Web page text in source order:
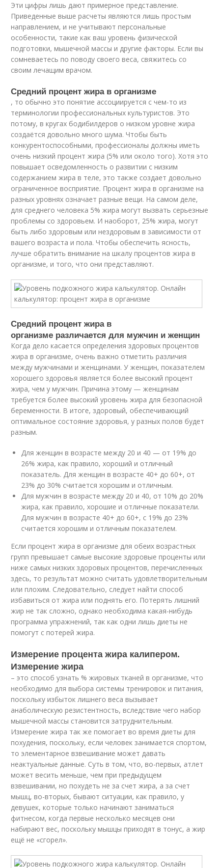
Эти цифры лишь дают примерное представление.
Приведенные выше расчеты являются лишь простым
направлением, и не учитывают персональные
особенности, такие как ваш уровень физической
подготовки, мышечной массы и другие факторы. Если вы
сомневаетесь по поводу своего веса, свяжитесь со
своим лечащим врачом.
Средний процент жира в организме
, то обычно это понятие ассоциируется с чем-то из
терминологии профессиональных культуристов. Это
потому, в кругах бодибилдеров о низком уровне жира
создаётся довольно много шума. Чтобы быть
конкурентоспособными, профессионалы должны иметь
очень низкий процент жира (5% или около того). Хотя это
повышает осведомленность о развитии с низким
содержанием жира в теле, это также создает довольно
ограниченное восприятие. Процент жира в организме на
разных уровнях означает разные вещи. На самом деле,
для среднего человека 5% жира могут вызвать серьезные
проблемы со здоровьем. И наоборот, 25% жира, могут
быть либо здоровым или нездоровым в зависимости от
вашего возраста и пола. Чтобы обеспечить ясность,
лучше обратить внимание на шкалу процентов жира в
организме, и того, что они представляют.
Средний процент жира в
организме различается для мужчин и женщин
Когда дело касается определения здоровых процентов
жира в организме, очень важно отметить различия
между мужчинами и женщинами. У женщин, показателем
хорошего здоровья является более высокий процент
жира, чем у мужчин. Причина этому — женщинам
требуется более высокий уровень жира для безопасной
беременности. В итоге, здоровый, обеспечивающий
оптимальное состояние здоровья, у разных полов будет
разным.
Для женщин в возрасте между 20 и 40 — от 19% до
26% жира, как правило, хороший и отличный
показатель. Для женщин в возрасте 40+ до 60+, от
23% до 30% считается хорошим и отличным.
Для мужчин в возрасте между 20 и 40, от 10% до 20%
жира, как правило, хорошие и отличные показатели.
Для мужчин в возрасте 40+ до 60+, с 19% до 23%
считается хорошим и отличным показателем.
Если процент жира в организме для обеих возрастных
групп превышает самые высокие здоровые проценты или
ниже самых низких здоровых процентов, перечисленных
здесь, то результат можно считать удовлетворительным
или плохим. Следовательно, следует найти способ
избавиться от жира или поднять его. Потерять лишний
жир не так сложно, однако необходима какая-нибудь
программа упражнений, так как одни лишь диеты не
помогут с потерей жира.
Измерение процента жира калипером.
Измерение жира
– это способ узнать % жировых тканей в организме, что
необходимо для выбора системы тренировок и питания,
поскольку избыток лишнего веса вызывает
анаболическую резистентность, вследствие чего набор
мышечной массы становится затруднительным.
Измерение жира так же помогает во время диеты для
похудения, поскольку, если человек занимается спортом,
то элементарное взвешивание может давать
неактуальные данные. Суть в том, что, во-первых, атлет
может весить меньше, чем при предыдущем
взвешивании, но похудеть не за счет жира, а за счет
мышц, во-вторых, бывают ситуации, как правило, у
девушек, которые только начинают заниматься
фитнесом, когда первые несколько месяцев они
набирают вес, поскольку мышцы приходят в тонус, а жир
ещё не «сгорел».